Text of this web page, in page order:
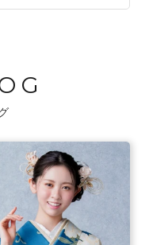
に合う小物や
ィネートをご